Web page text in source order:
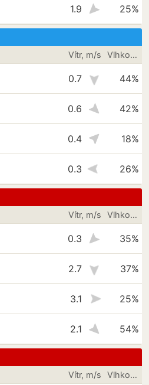
1.9 25%
Vítr, m/s Vlhkost vzduchu
0.7 44%
0.6 42%
0.4 18%
0.3 26%
Vítr, m/s Vlhkost vzduchu
0.3 35%
2.7 37%
3.1 25%
2.1 54%
Vítr, m/s Vlhkost vzduchu